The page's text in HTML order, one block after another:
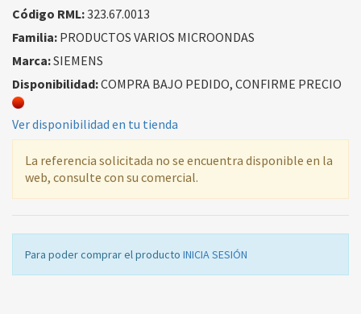
Código RML:323.67.0013
Familia: PRODUCTOS VARIOS MICROONDAS
Marca:SIEMENS
Disponibilidad:COMPRA BAJO PEDIDO, CONFIRME PRECIO
Ver disponibilidad en tu tienda
La referencia solicitada no se encuentra disponible en la
web, consulte con su comercial.
Para poder comprar el producto INICIA SESIÓN